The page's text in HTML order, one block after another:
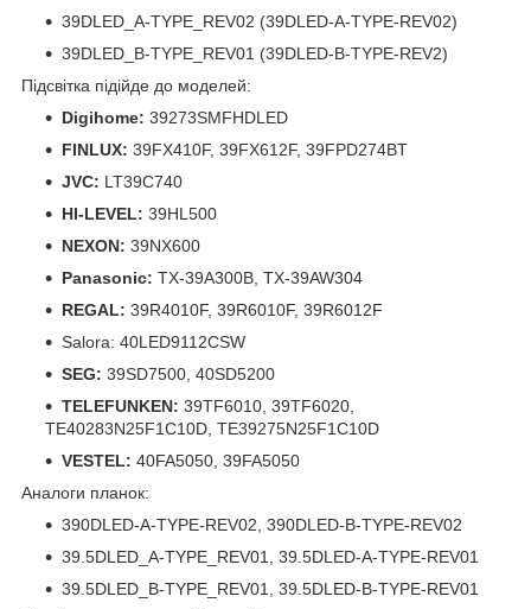
39DLED_A-TYPE_REV02 (39DLED-A-TYPE-REV02)
39DLED_B-TYPE_REV01 (39DLED-B-TYPE-REV2)
Підсвітка підійде до моделей:
Digihome: 39273SMFHDLED
FINLUX: 39FX410F, 39FX612F, 39FPD274BT
JVC: LT39C740
HI-LEVEL: 39HL500
NEXON: 39NX600
Panasonic: TX-39A300B, TX-39AW304
REGAL: 39R4010F, 39R6010F, 39R6012F
Salora: 40LED9112CSW
SEG: 39SD7500, 40SD5200
TELEFUNKEN: 39TF6010, 39TF6020,
TE40283N25F1C10D, TE39275N25F1C10D
VESTEL: 40FA5050, 39FA5050
Аналоги планок:
390DLED-A-TYPE-REV02, 390DLED-B-TYPE-REV02
39.5DLED_A-TYPE_REV01, 39.5DLED-A-TYPE-REV01
39.5DLED_B-TYPE_REV01, 39.5DLED-B-TYPE-REV01